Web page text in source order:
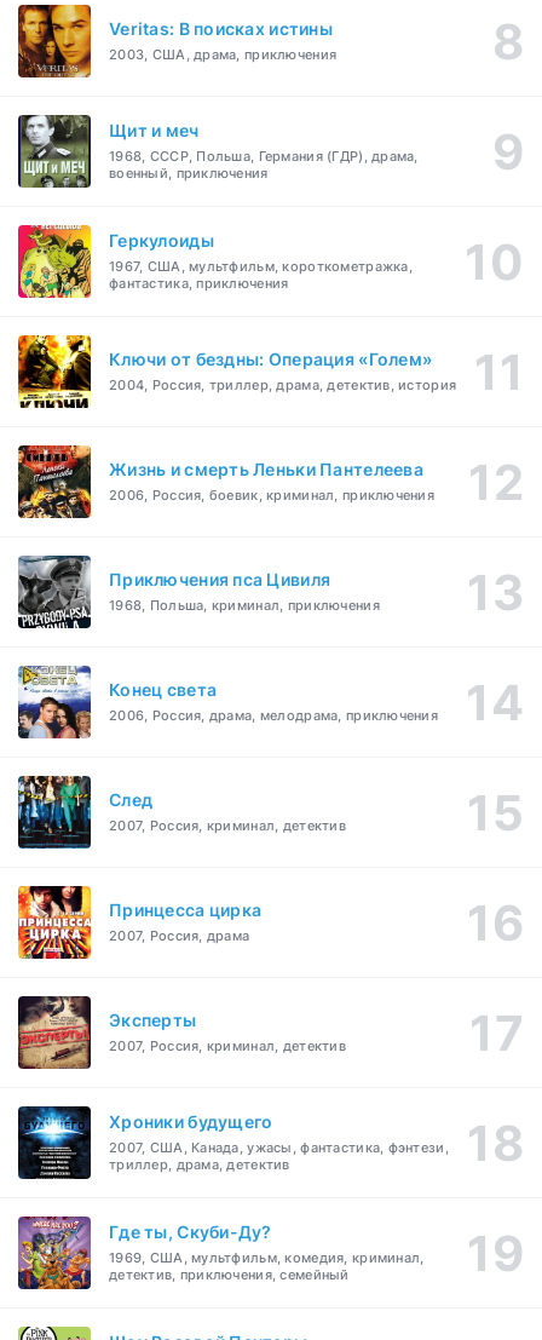
Veritas: В поисках истины
2003, США, драма, приключения
Щит и меч
1968, СССР, Польша, Германия (ГДР), драма,
военный, приключения
Геркулоиды
1967, США, мультфильм, короткометражка,
фантастика, приключения
Ключи от бездны: Операция «Голем»
2004, Россия, триллер, драма, детектив, история
Жизнь и смерть Леньки Пантелеева
2006, Россия, боевик, криминал, приключения
Приключения пса Цивиля
1968, Польша, криминал, приключения
Конец света
2006, Россия, драма, мелодрама, приключения
След
2007, Россия, криминал, детектив
Принцесса цирка
2007, Россия, драма
Эксперты
2007, Россия, криминал, детектив
Хроники будущего
2007, США, Канада, ужасы, фантастика, фэнтези,
триллер, драма, детектив
Где ты, Скуби-Ду?
1969, США, мультфильм, комедия, криминал,
детектив, приключения, семейный